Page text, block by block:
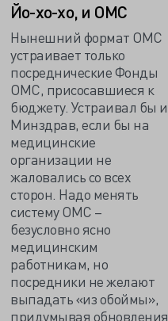
Йо-хо-хо, и ОМС
Нынешний формат ОМС
устраивает только
посреднические Фонды
ОМС, присосавшиеся к
бюджету. Устраивал бы и
Минздрав, если бы на
медицинские
организации не
жаловались со всех
сторон. Надо менять
систему ОМС –
безусловно ясно
медицинским
работникам, но
посредники не желают
выпадать «из обоймы»,
придумывая обновления